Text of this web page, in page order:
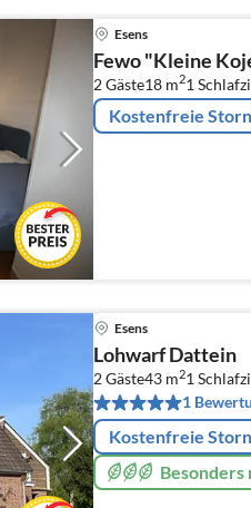
Esens
Fewo "Kleine
2 Gäste18 m21
Kostenfreie
Esens
Lohwarf Dattein
2 Gäste43 m21
1
Kostenfreie
Besonders